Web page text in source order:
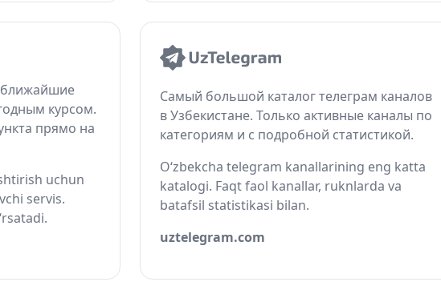
курсом.
прямо на
uchun
servis.
Самый большой каталог телеграм каналов
в Узбекистане. Только активные каналы по
категориям и с подробной статистикой.
O‘zbekcha telegram kanallarining eng katta
katalogi. Faqt faol kanallar, ruknlarda va
batafsil statistikasi bilan.
uztelegram.com